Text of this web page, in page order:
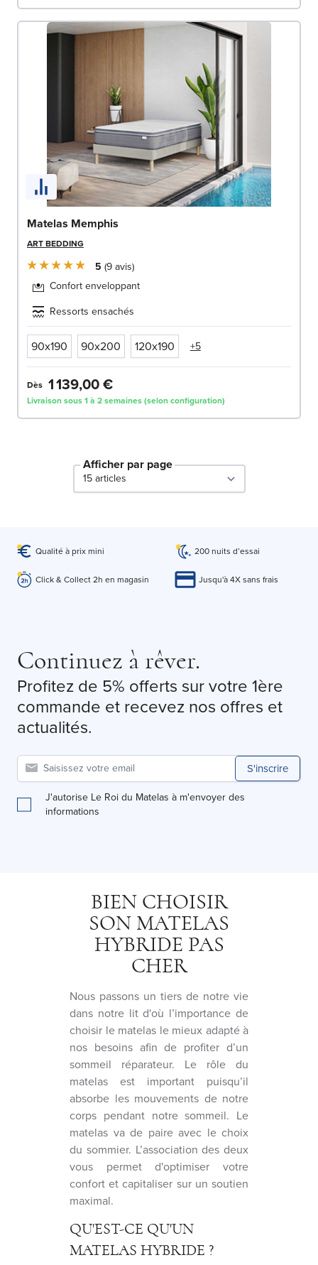
Matelas Memphis
ART BEDDING
5 9avis
Confort enveloppant
Ressorts ensachés
90x190 90x200 120x190 +5
Dès 1 139,00 €
Livraison sous 1 à 2 semaines (selon configuration)
Afficher par page
Qualité à prix mini 200 nuits d’essai
Click & Collect 2h en magasin Jusqu'à 4X sans frais
Continuez à rêver.
Profitez de 5% offerts sur votre 1ère
commande et recevez nos offres et
actualités.
S'inscrire
J'autorise Le Roi du Matelas à m'envoyer des
informations
BIEN CHOISIR
SON MATELAS
HYBRIDE PAS
CHER
Nous passons un tiers de notre vie
dans notre lit d'où l’importance de
choisir le matelas le mieux adapté à
nos besoins afin de profiter d’un
sommeil réparateur. Le rôle du
matelas est important puisqu’il
absorbe les mouvements de notre
corps pendant notre sommeil. Le
matelas va de paire avec le choix
du sommier. L’association des deux
vous permet d'optimiser votre
confort et capitaliser sur un soutien
maximal.
QU'EST-CE QU'UN
MATELAS HYBRIDE ?